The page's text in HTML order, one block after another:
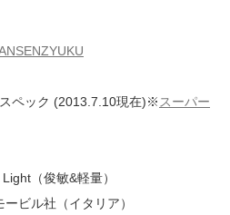
ペック (2013.7.10現在)※ スーパー
（俊敏&軽量）
ビル社（イタリア）